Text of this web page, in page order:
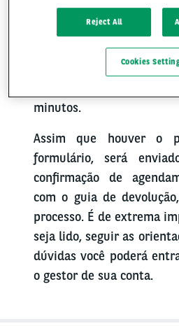
chegou a hora de
Você pode solicitar
finalização de contrato
diretamente neste
minutos.
Assim que houver o
formulário, será
confirmação de
com o guia de
processo. É de extrema
seja lido, seguir as
dúvidas você poderá
o gestor de sua conta.
Reject All
Cookies